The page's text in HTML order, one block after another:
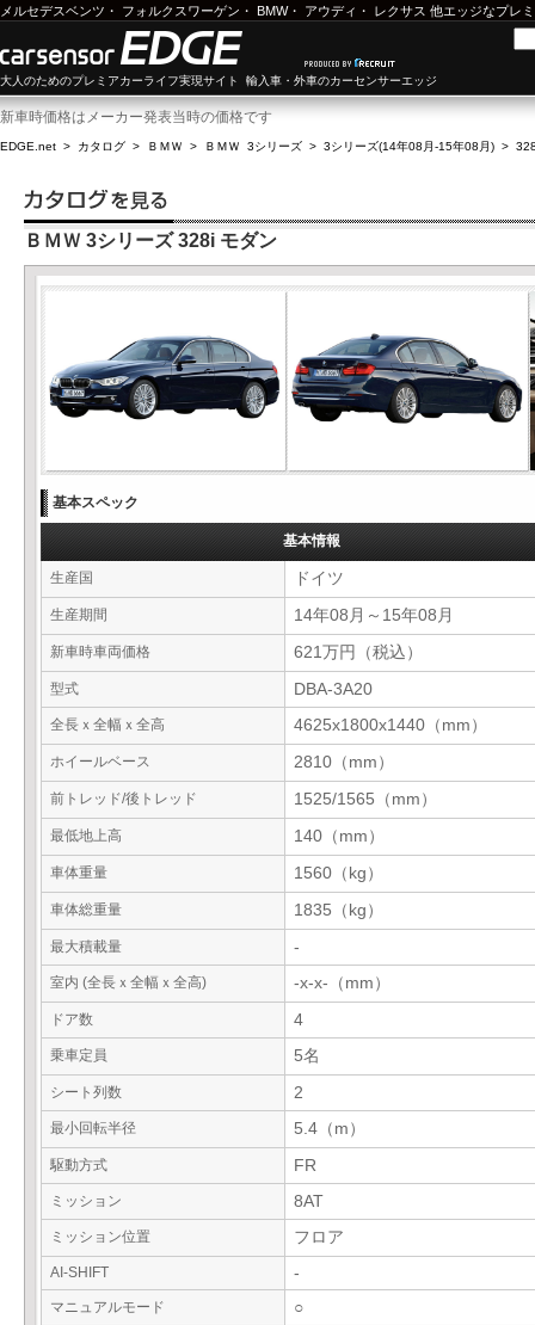
メルセデスベンツ ・ フォルクスワーゲン ・ BMW・ アウディ ・ レクサス 他エッジなプレ
大人のためのプレミアカーライフ実現サイト 輸入車・外車のカーセンサーエッジ
新車時価格はメーカー発表当時の価格です
EDGE.net > カタログ > ＢＭＷ > ＢＭＷ 3シリーズ > 3シリーズ(14年08月-15年08月) >
ＢＭＷ 3シリーズ 328i モダン
基本スペック
基本情報
生産国 ドイツ
生産期間 14年08月～15年08月
新車時車両価格 621万円（税込）
型式 DBA-3A20
全長ｘ全幅ｘ全高 4625x1800x1440（mm）
ホイールベース 2810（mm）
前トレッド/後トレッド 1525/1565（mm）
最低地上高 140（mm）
車体重量 1560（kg）
車体総重量 1835（kg）
最大積載量 -
室内 (全長ｘ全幅ｘ全高) -x-x-（mm）
ドア数 4
乗車定員 5名
シート列数 2
最小回転半径 5.4（m）
駆動方式 FR
ミッション 8AT
ミッション位置 フロア
AI-SHIFT -
マニュアルモード ○